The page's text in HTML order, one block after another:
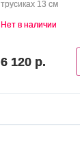
трусиках 13 см
Нет в наличии
6 120 р.